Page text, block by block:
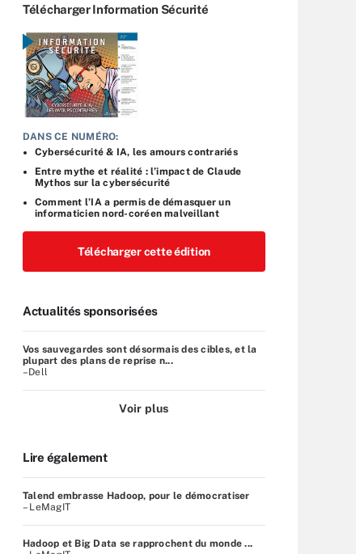
Télécharger Information Sécurité
DANS CE NUMÉRO:
Cybersécurité & IA, les amours contrariés
Entre mythe et réalité : l’impact de Claude
Mythos sur la cybersécurité
Comment l’IA a permis de démasquer un
informaticien nord-coréen malveillant
Télécharger cette édition
Actualités sponsorisées
Vos sauvegardes sont désormais des cibles, et la
plupart des plans de reprise n...
–Dell
Voir plus
Lire également
Talend embrasse Hadoop, pour le démocratiser
– LeMagIT
Hadoop et Big Data se rapprochent du monde ...